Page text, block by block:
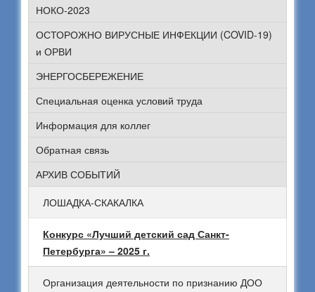
НОКО-2023
ОСТОРОЖНО ВИРУСНЫЕ ИНФЕКЦИИ (COVID-19)
и ОРВИ
ЭНЕРГОСБЕРЕЖЕНИЕ
Специальная оценка условий труда
Информация для коллег
Обратная связь
АРХИВ СОБЫТИЙ
ЛОШАДКА-СКАКАЛКА
Конкурс «Лучший детский сад Санкт-
Петербурга» – 2025 г.
Организация деятельности по признанию ДОО